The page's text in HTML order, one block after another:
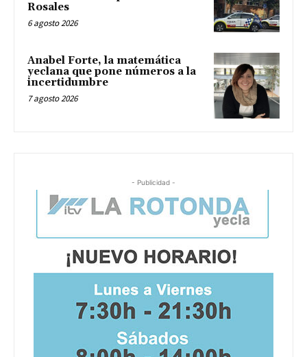
Rosales
6 agosto 2026
Anabel Forte, la matemática
yeclana que pone números a la
incertidumbre
7 agosto 2026
- Publicidad -